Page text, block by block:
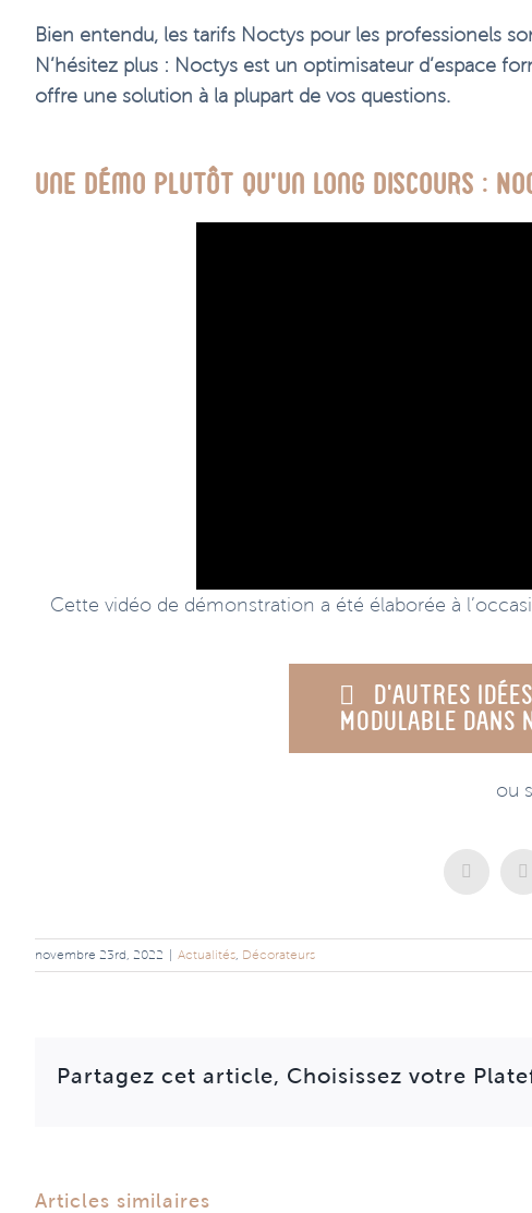
Bien entendu, les tarifs Noctys pour les professionels
N’hésitez plus : Noctys est un optimisateur d’espace
offre une solution à la plupart de vos questions.
Une démo plutôt qu’un long discours :
Cette vidéo de démonstration a été élaborée à
D’AUTRES
MODULABLE DANS
ou
novembre 23rd, 2022 Actualités, Décorateurs
Partagez cet article, Choisissez votre
Articles similaires